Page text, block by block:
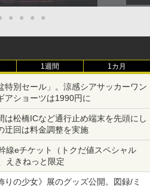
● ● ● ●
1週間 1カ月
特別セール」。涼感シアサッカーワン
アショーツは1990円に
は松橋ICなど通行止め端末を先頭にし
迂回は料金調整を実施
線eチケット（トクだ値スペシャル
えきねっと限定
りの少女》展のグッズ公開。図録/ミ